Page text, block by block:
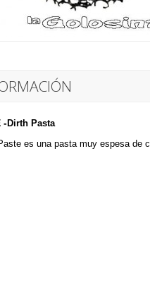
-Dirth Pasta
es una pasta muy espesa de